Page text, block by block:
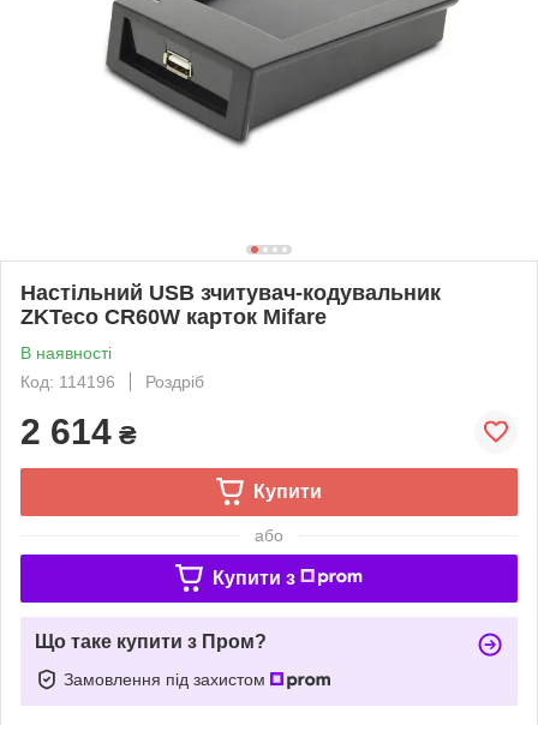
Настільний USB зчитувач-кодувальник
ZKTeco CR60W карток Mifare
В наявності
Код: 114196
Роздріб
2 614 ₴
Купити
або
Купити з
Що таке купити з Пром?
Замовлення під захистом